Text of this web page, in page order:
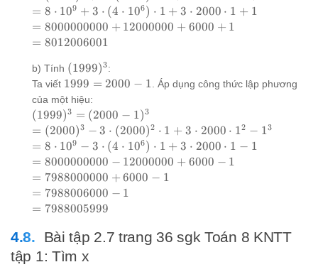
(2000)^3
+ 3
\cdot
(2000)^2
\cdot 1
+ 3
\cdot
2000
\cdot
1^2 +
1^3
= 8
\cdot
10^9
\cdot
(4
\cdot
10^6)
\cdot
1 + 3
\cdot
2000
\cdot
1 + 1
= 8 ⋅ 109 + 3 ⋅ (4 ⋅ 106) ⋅ 1 + 3 ⋅ 2000 ⋅ 1 + 1
=
8000000000
+ 6000 + 1
= 8000000000 + 12000000 + 6000 + 1
=
= 8012006001
b) Tính (1999)^3
(1999)3:
Ta viết 1999
=
2000
- 1
1999 = 2000 − 1 . Áp dụng công thức lập phương
của một hiệu:
(1999)^3
= (2000-
1)^3
(1999)3 = (2000 − 1)3
=
(2000)^3
- 3 \cdot
(2000)^2
\cdot 1
+ 3
\cdot
2000
\cdot
1^2 - 1^3
= (2000)3 − 3 ⋅ (2000)2 ⋅ 1 + 3 ⋅ 2000 ⋅ 12 − 13
= 8
\cdot
10^9
\cdot
\cdot
10^6)
\cdot
= 8 ⋅ 109 − 3 ⋅ (4 ⋅ 106) ⋅ 1 + 3 ⋅ 2000 ⋅ 1 − 1
=
8000000000
- 12000000
+ 6000 - 1
= 8000000000 − 12000000 + 6000 − 1
=
7988000000
+ 6000 - 1
= 7988000000 + 6000 − 1
=
7988006000
= 7988006000 − 1
=
= 7988005999
Bài tập 2.7 trang 36 sgk Toán 8 KNTT
tập 1: Tìm x